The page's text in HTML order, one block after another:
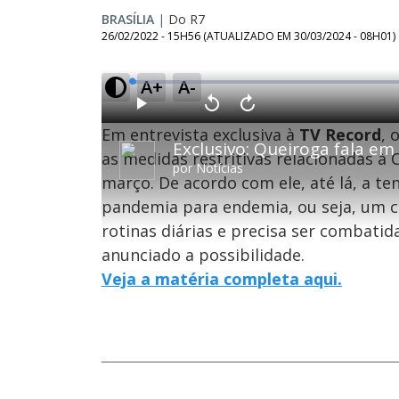
BRASÍLIA | Do R7
26/02/2022 - 15H56 (ATUALIZADO EM 30/03/2024 - 08H01)
A+ A-
Exclusivo: Queiroga fala
porNotícias
P
l
a
y
V
o
l
t
a
r
1
0
s
g
u
s
A
v
a
n
ç
a
1
0
e
g
n
o
s
L
o
a
d
e
:
0
.
7
%
Em entrevista exclusiva à TV Record,
as medidas restritivas relacionadas à
março. De acordo com ele, até lá, a
pandemia para endemia, ou seja, um
rotinas diárias e precisa ser
anunciado a possibilidade.
Veja a matéria completa aqui.